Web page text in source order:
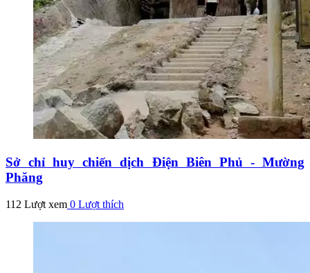
Sở chỉ huy chiến dịch Điện Biên Phủ - Mường
Phăng
112 Lượt xem 0 Lượt thích